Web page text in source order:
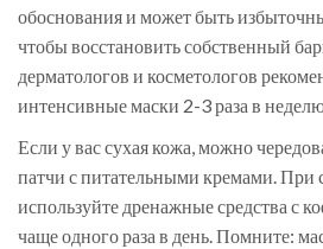
обоснования и может быть
чтобы восстановить собственный
дерматологов и косметологов
интенсивные маски 2-3 раза в
Если у вас сухая кожа, можно
патчи с питательными кремами. При
используйте дренажные средства с
чаще одного раза в день. Помните: